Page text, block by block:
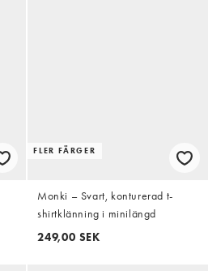
FLER FÄRGER
Monki – Svart, konturerad t-
shirtklänning i minilängd
249,00 SEK